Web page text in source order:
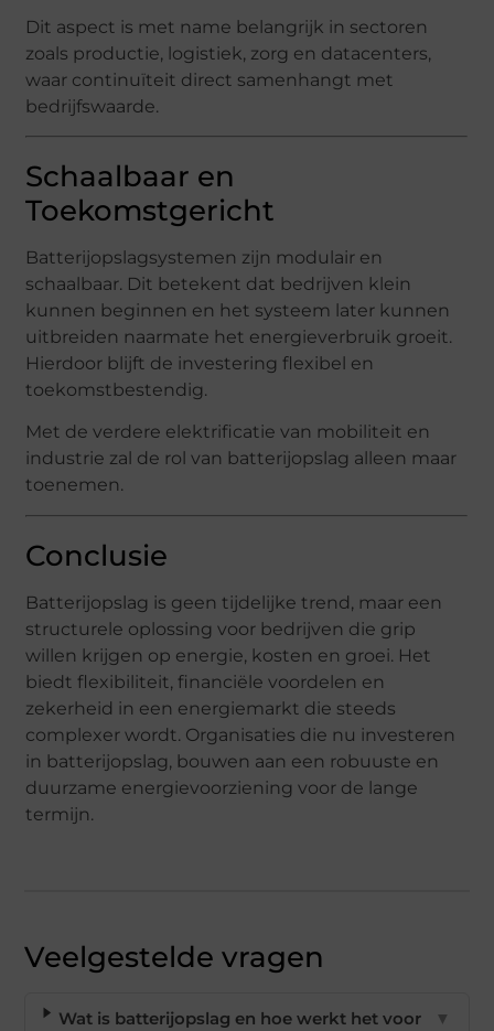
Dit aspect is met name belangrijk in sectoren
zoals productie, logistiek, zorg en datacenters,
waar continuïteit direct samenhangt met
bedrijfswaarde.
Schaalbaar en
Toekomstgericht
Batterijopslagsystemen zijn modulair en
schaalbaar. Dit betekent dat bedrijven klein
kunnen beginnen en het systeem later kunnen
uitbreiden naarmate het energieverbruik groeit.
Hierdoor blijft de investering flexibel en
toekomstbestendig.
Met de verdere elektrificatie van mobiliteit en
industrie zal de rol van batterijopslag alleen maar
toenemen.
Conclusie
Batterijopslag is geen tijdelijke trend, maar een
structurele oplossing voor bedrijven die grip
willen krijgen op energie, kosten en groei. Het
biedt flexibiliteit, financiële voordelen en
zekerheid in een energiemarkt die steeds
complexer wordt. Organisaties die nu investeren
in batterijopslag, bouwen aan een robuuste en
duurzame energievoorziening voor de lange
termijn.
Veelgestelde vragen
Wat is batterijopslag en hoe werkt het voor
▼